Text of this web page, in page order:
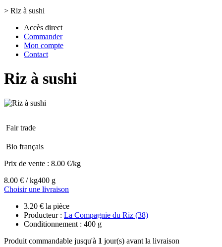
> Riz à sushi
Accès direct
Commander
Mon compte
Contact
Riz à sushi
Fair trade
Bio français
Prix de vente : 8.00 €/kg
8.00 € / kg400 g
Choisir une livraison
3.20 € la pièce
Producteur : La Compagnie du Riz (38)
Conditionnement : 400 g
Produit commandable jusqu'à 1 jour(s) avant la livraison